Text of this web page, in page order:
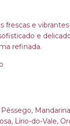
frescas e
e
refinada.
Pêssego,
Lírio-do-Vale,